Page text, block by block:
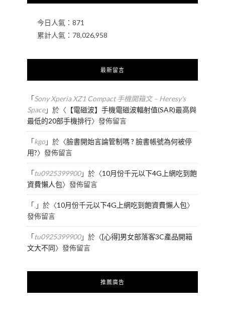
今日人氣： 871
累計人氣： 78,026,958
最新留言
「Sony Xperia XZ1 Compact 手機開箱文 – Heresy's
Space」於〈 【電磁波】手機電磁波輻射值(SAR)最高與
最低的20部手機排行〉發佈留言
「kgo」於〈臉書開始言論管制嗎 ? 臉書帳號為何被停
用?〉發佈留言
「tu0925399900」於〈10月份千元以下4G上網吃到飽
資費懶人包〉發佈留言
「.」於〈10月份千元以下4G上網吃到飽資費懶人包〉
發佈留言
「tu0925399900」於〈[心得]男女部落客3C產品開箱
文大不同〉發佈留言
推薦廣告